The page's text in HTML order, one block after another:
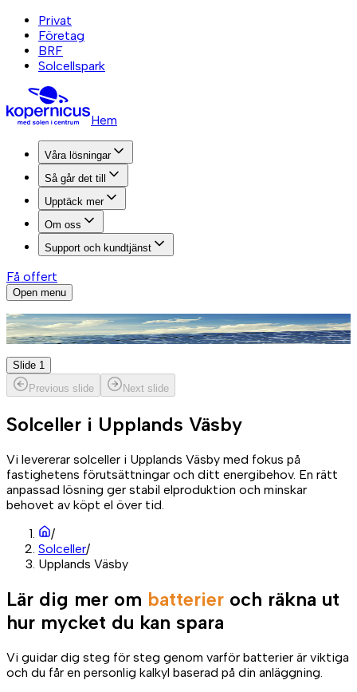
Privat
Företag
BRF
Solcellspark
Hem
Våra lösningar
Så går det till
Upptäck mer
Om oss
Support och kundtjänst
Få offert
Open menu
Slide 1
Previous slide
Next slide
Solceller i Upplands Väsby
Vi levererar solceller i Upplands Väsby med fokus på
fastighetens förutsättningar och ditt energibehov. En rätt
anpassad lösning ger stabil elproduktion och minskar
behovet av köpt el över tid.
/
Solceller/
Upplands Väsby
Lär dig mer om batterier och räkna ut
hur mycket du kan spara
Vi guidar dig steg för steg genom varför batterier är viktiga
och du får en personlig kalkyl baserad på din anläggning.